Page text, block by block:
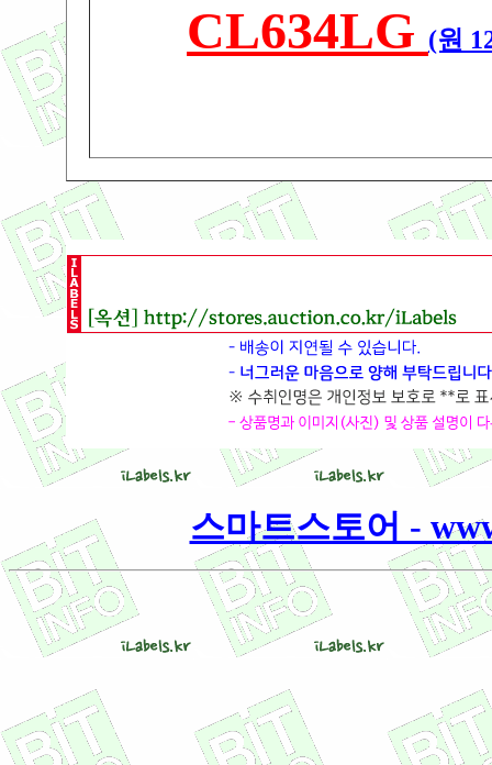
CL634LG (원
스마트스토어 -